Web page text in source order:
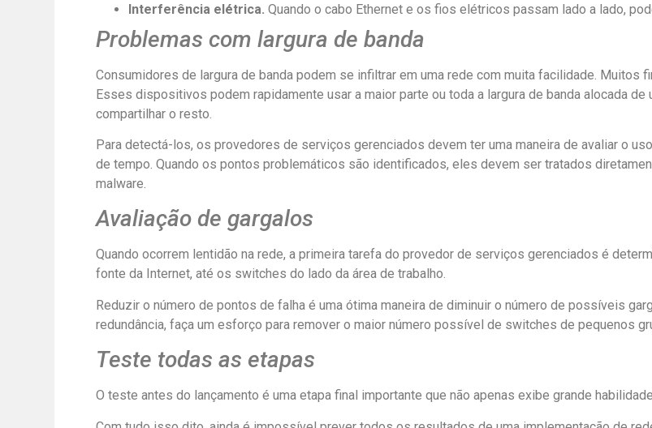
Interferência elétrica. Quando o cabo Ethernet e os fios elétricos passam lado a lado,
Problemas com largura de banda
Consumidores de largura de banda podem se infiltrar em uma rede com muita facilidade.
Esses dispositivos podem rapidamente usar a maior parte ou toda a largura de banda alocada
compartilhar o resto.
Para detectá-los, os provedores de serviços gerenciados devem ter uma maneira de avaliar o
de tempo. Quando os pontos problemáticos são identificados, eles devem ser tratados
malware.
Avaliação de gargalos
Quando ocorrem lentidão na rede, a primeira tarefa do provedor de serviços gerenciados é
fonte da Internet, até os switches do lado da área de trabalho.
Reduzir o número de pontos de falha é uma ótima maneira de diminuir o número de possíveis
redundância, faça um esforço para remover o maior número possível de switches de pequenos
Teste todas as etapas
O teste antes do lançamento é uma etapa final importante que não apenas exibe grande